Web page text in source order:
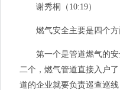
谢秀桐（10:19）
燃气安全主要是四个方
第一个是管道燃气的安
二个，燃气管道直接入户
道的企业就要负责巡查巡